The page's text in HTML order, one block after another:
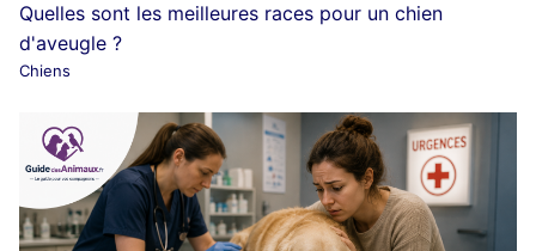
Quelles sont les meilleures races pour un chien
d'aveugle ?
Chiens